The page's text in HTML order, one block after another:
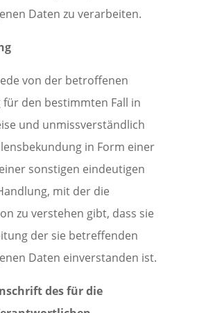
Daten zu verarbeiten.
von der betroffenen
den bestimmten Fall in
und unmissverständlich
in Form einer
sonstigen eindeutigen
mit der die
zu verstehen gibt, dass sie
der sie betreffenden
Daten einverstanden ist.
des für die